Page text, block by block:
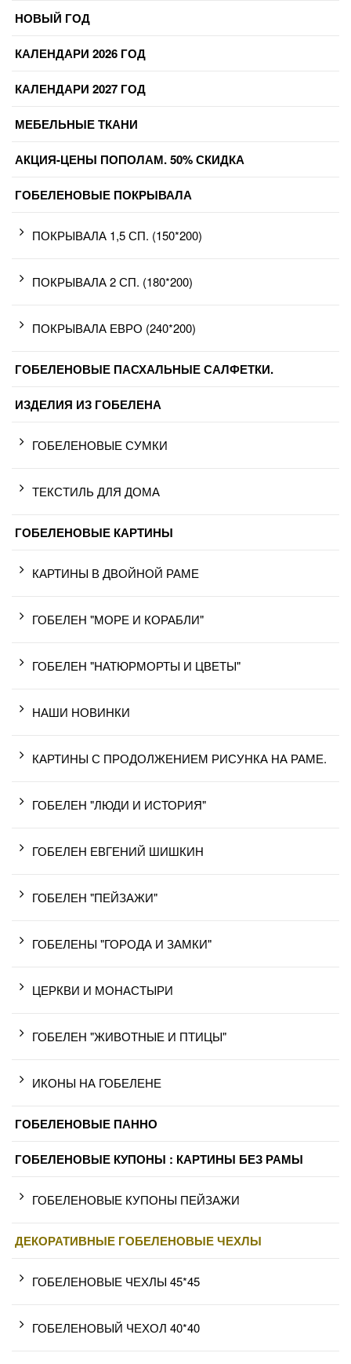
НОВЫЙ ГОД
КАЛЕНДАРИ 2026 ГОД
КАЛЕНДАРИ 2027 ГОД
МЕБЕЛЬНЫЕ ТКАНИ
АКЦИЯ-ЦЕНЫ ПОПОЛАМ. 50% СКИДКА
ГОБЕЛЕНОВЫЕ ПОКРЫВАЛА
ПОКРЫВАЛА 1,5 СП. (150*200)
ПОКРЫВАЛА 2 СП. (180*200)
ПОКРЫВАЛА ЕВРО (240*200)
ГОБЕЛЕНОВЫЕ ПАСХАЛЬНЫЕ САЛФЕТКИ.
ИЗДЕЛИЯ ИЗ ГОБЕЛЕНА
ГОБЕЛЕНОВЫЕ СУМКИ
ТЕКСТИЛЬ ДЛЯ ДОМА
ГОБЕЛЕНОВЫЕ КАРТИНЫ
КАРТИНЫ В ДВОЙНОЙ РАМЕ
ГОБЕЛЕН "МОРЕ И КОРАБЛИ"
ГОБЕЛЕН "НАТЮРМОРТЫ И ЦВЕТЫ"
НАШИ НОВИНКИ
КАРТИНЫ С ПРОДОЛЖЕНИЕМ РИСУНКА НА РАМЕ.
ГОБЕЛЕН "ЛЮДИ И ИСТОРИЯ"
ГОБЕЛЕН ЕВГЕНИЙ ШИШКИН
ГОБЕЛЕН "ПЕЙЗАЖИ"
ГОБЕЛЕНЫ "ГОРОДА И ЗАМКИ"
ЦЕРКВИ И МОНАСТЫРИ
ГОБЕЛЕН "ЖИВОТНЫЕ И ПТИЦЫ"
ИКОНЫ НА ГОБЕЛЕНЕ
ГОБЕЛЕНОВЫЕ ПАННО
ГОБЕЛЕНОВЫЕ КУПОНЫ : КАРТИНЫ БЕЗ РАМЫ
ГОБЕЛЕНОВЫЕ КУПОНЫ ПЕЙЗАЖИ
ДЕКОРАТИВНЫЕ ГОБЕЛЕНОВЫЕ ЧЕХЛЫ
ГОБЕЛЕНОВЫЕ ЧЕХЛЫ 45*45
ГОБЕЛЕНОВЫЙ ЧЕХОЛ 40*40